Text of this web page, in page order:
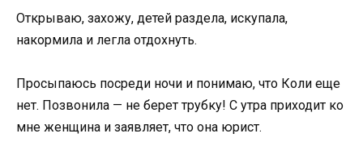
Открываю, захожу, детей раздела, искупала,
накормила и легла отдохнуть.
Просыпаюсь посреди ночи и понимаю, что Коли еще
нет. Позвонила — не берет трубку! С утра приходит ко
мне женщина и заявляет, что она юрист.